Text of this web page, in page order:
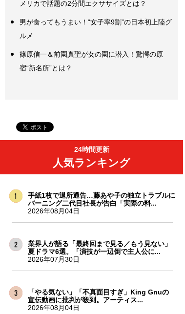
メリカで話題の2分間エクササイズとは？
男が食ってもうまい！“女子率9割”の日本初上陸グ
ルメ
篠原信一＆前園真聖が女の園に潜入！驚愕の原
宿“新名所”とは？
24時間更新
人気ランキング
手紙1枚で退所通告…藤あや子の独立トラブルに
バーニング二代目社長が告白「実際の料...
2026年08月04日
業界人が語る「最終回まで見る／もう見ない」
夏ドラマ6選。「演技が一辺倒で主人公に...
2026年07月30日
「やる気ない」「不真面目すぎ」King Gnuの
宣伝動画に批判が殺到。アーティス...
2026年08月04日